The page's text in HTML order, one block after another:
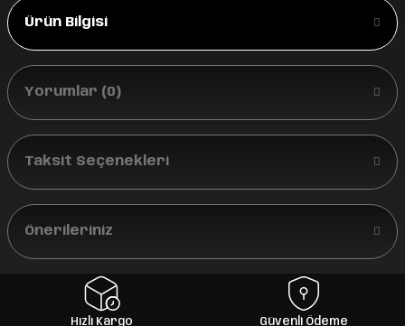
Ürün Bilgisi
Yorumlar (0)
Taksit Seçenekleri
Önerileriniz
Hızlı Kargo Güvenli Ödeme